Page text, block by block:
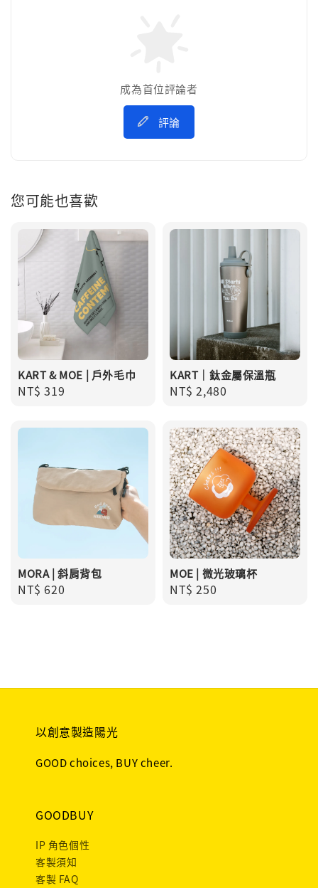
成為首位評論者
評論
您可能也喜歡
KART & MOE | 戶外毛巾
Regular
NT$ 319
KART｜鈦金屬保溫瓶
Regular
NT$ 2,480
MORA | 斜肩背包
Regular
NT$ 620
MOE | 微光玻璃杯
Regular
NT$ 250
以創意製造陽光
GOOD choices, BUY cheer.
GOODBUY
IP 角色個性
客製須知
客製 FAQ